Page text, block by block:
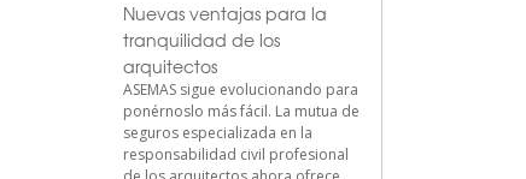
Nuevas ventajas para la
tranquilidad de los
arquitectos
ASEMAS sigue evolucionando para
ponérnoslo más fácil. La mutua de
seguros especializada en la
responsabilidad civil profesional